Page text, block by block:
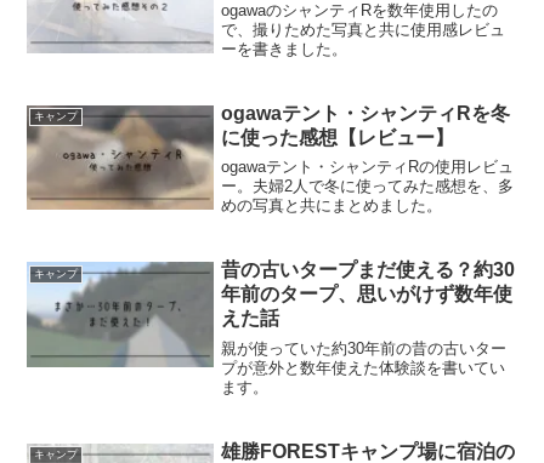
ogawaのシャンティRを数年使用したの
で、撮りためた写真と共に使用感レビュ
ーを書きました。
キャンプ
ogawaテント・シャンティRを冬
に使った感想【レビュー】
ogawaテント・シャンティRの使用レビュ
ー。夫婦2人で冬に使ってみた感想を、多
めの写真と共にまとめました。
キャンプ
昔の古いタープまだ使える？約30
年前のタープ、思いがけず数年使
えた話
親が使っていた約30年前の昔の古いター
プが意外と数年使えた体験談を書いてい
ます。
キャンプ
雄勝FORESTキャンプ場に宿泊の